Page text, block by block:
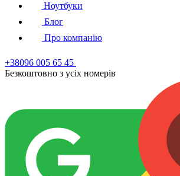
Ноутбуки
Блог
Про компанію
+38096 005 65 45
Безкоштовно з усiх номерiв